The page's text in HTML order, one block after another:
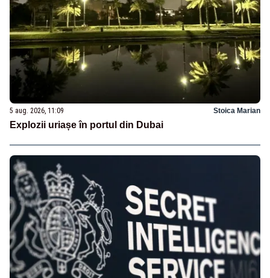
5 aug. 2026, 11:09 Stoica Marian
Explozii uriașe în portul din Dubai